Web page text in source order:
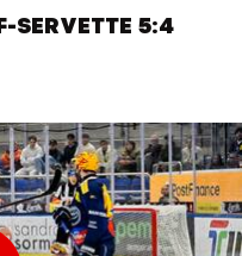
SERVETTE 5:4